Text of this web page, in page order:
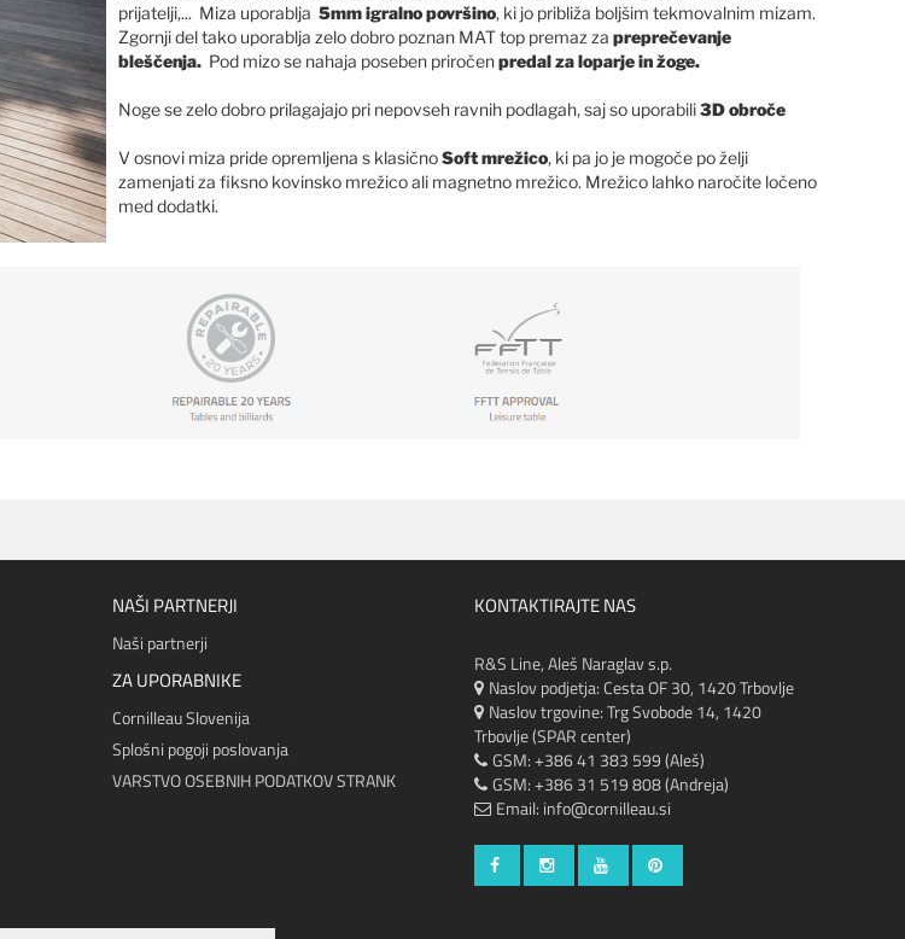
prijatelji,... Miza uporablja 5mm igralno površino, ki jo približa boljšim tekmovalnim mizam.
Zgornji del tako uporablja zelo dobro poznan MAT top premaz za preprečevanje
bleščenja. Pod mizo se nahaja poseben priročenpredal za loparje in žoge.
Noge se zelo dobro prilagajajo pri nepovseh ravnih podlagah, saj so uporabili3D obroče
V osnovi miza pride opremljena s klasičnoSoft mrežico, ki pa jo je mogoče po želji
zamenjati za fiksno kovinsko mrežico ali magnetno mrežico. Mrežico lahko naročite ločeno
med dodatki.
NAŠI PARTNERJI
Naši partnerji
ZA UPORABNIKE
Cornilleau Slovenija
Splošni pogoji poslovanja
VARSTVO OSEBNIH PODATKOV STRANK
KONTAKTIRAJTE NAS
R&S Line, Aleš Naraglav s.p.
Naslov podjetja: Cesta OF 30, 1420 Trbovlje
Naslov trgovine:Trg Svobode 14, 1420
Trbovlje (SPAR center)
GSM: +386 41 383 599 (Aleš)
GSM: +386 31 519 808 (Andreja)
Email: info@cornilleau.si